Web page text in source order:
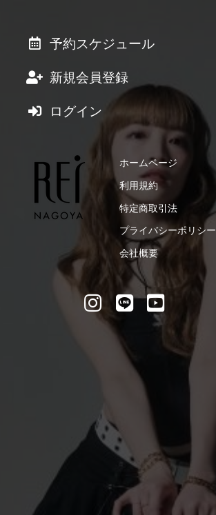
予約スケジュール
新規会員登録
ログイン
ホームページ
利用規約
特定商取引法
プライバシーポリシー
会社概要